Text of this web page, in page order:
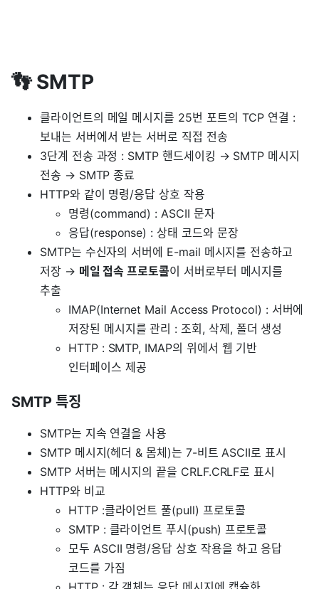
👣 SMTP
클라이언트의 메일 메시지를 25번 포트의 TCP 연결 :
보내는 서버에서 받는 서버로 직접 전송
3단계 전송 과정 : SMTP 핸드세이킹 → SMTP 메시지
전송 → SMTP 종료
HTTP와 같이 명령/응답 상호 작용
명령(command) : ASCII 문자
응답(response) : 상태 코드와 문장
SMTP는 수신자의 서버에 E-mail 메시지를 전송하고
저장 → 메일 접속 프로토콜이 서버로부터 메시지를
추출
IMAP(Internet Mail Access Protocol) : 서버에
저장된 메시지를 관리 : 조회, 삭제, 폴더 생성
HTTP : SMTP, IMAP의 위에서 웹 기반
인터페이스 제공
SMTP 특징
SMTP는 지속 연결을 사용
SMTP 메시지(헤더 & 몸체)는 7-비트 ASCII로 표시
SMTP 서버는 메시지의 끝을 CRLF.CRLF로 표시
HTTP와 비교
HTTP :클라이언트 풀(pull) 프로토콜
SMTP : 클라이언트 푸시(push) 프로토콜
모두 ASCII 명령/응답 상호 작용을 하고 응답
코드를 가짐